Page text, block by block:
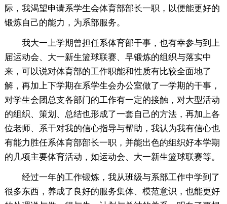
际，我渴望申请系学生会体育部部长一职，以便能更好的
锻炼自己的能力，为系部服务。
我大一上学期曾担任系体育部干事，也有幸参与到上
届运动会、大一新生篮球联赛、早锻炼的组织与落实中
来，可以说对体育部的工作职能和性质有比较全面地了
解，再加上下学期在系学生会办公室做了一学期的干事，
对学生会团总支各部门的工作有一定的接触，对大型活动
的组织、策划、总结也形成了一套自己的方法，再加上各
位老师、系干对我的信心指导与帮助，我认为我有信心也
有能力胜任系体育部部长一职，并能出色的组织好本学期
的几项主要体育活动，如运动会、大一新生篮球联赛等。
经过一年的工作锻炼，我从班级与系部工作中学到了
很多东西，养成了良好的服务集体、模范意识，也能更好